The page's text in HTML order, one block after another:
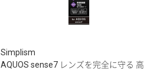
Simplism
AQUOS sense7 レンズを完全に守る 高